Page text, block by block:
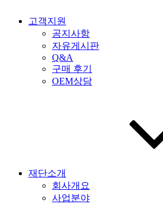
고객지원
공지사항
자유게시판
Q&A
구매 후기
OEM상담
재단소개
회사개요
사업분야